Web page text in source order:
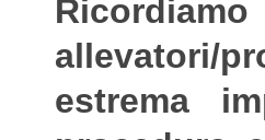
estrema